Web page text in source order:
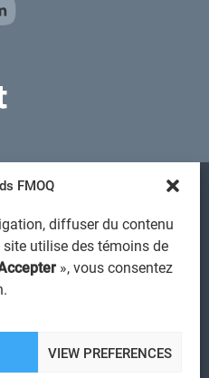
FMOQ
diffuser du contenu
utilise des témoins de
», vous consentez
VIEW PREFERENCES
PERSONNELS
PLAINTES